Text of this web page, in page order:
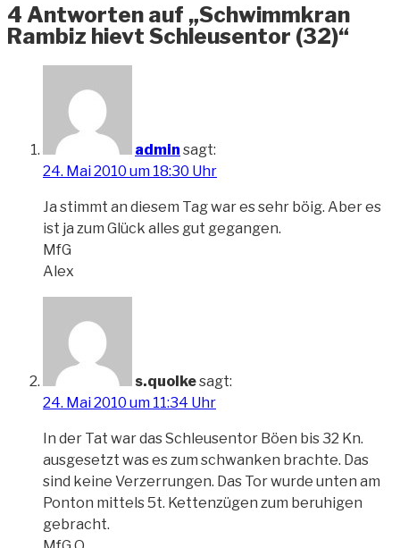
4 Antworten auf „Schwimmkran
Rambiz hievt Schleusentor (32)“
admin sagt:
24. Mai 2010 um 18:30 Uhr
Ja stimmt an diesem Tag war es sehr böig. Aber es
ist ja zum Glück alles gut gegangen.
MfG
Alex
s.quolkesagt:
24. Mai 2010 um 11:34 Uhr
In der Tat war das Schleusentor Böen bis 32 Kn.
ausgesetzt was es zum schwanken brachte. Das
sind keine Verzerrungen. Das Tor wurde unten am
Ponton mittels 5t. Kettenzügen zum beruhigen
gebracht.